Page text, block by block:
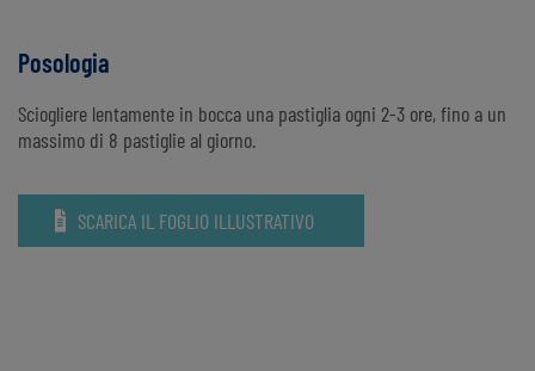
Posologia
Sciogliere lentamente in bocca una pastiglia ogni 2-3 ore, fino a un
massimo di 8 pastiglie al giorno.
SCARICA IL FOGLIO ILLUSTRATIVO